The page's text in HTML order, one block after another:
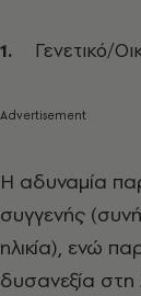
Γενετικό/
Η αδυναμία
συγγενής
ηλικία), ενώ
δυσανεξία